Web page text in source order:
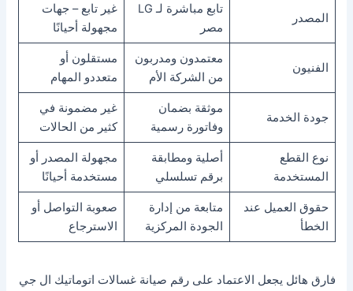
المصدر
تابع مباشرة لـ LG
مصر
غير تابع – جهات
مجهولة أحيانًا
الفنيون
معتمدون ومدربون
من الشركة الأم
مستقلون أو
متعددو المهام
جودة الخدمة
موثقة بضمان
وفاتورة رسمية
غير مضمونة في
كثير من الحالات
نوع القطع
المستخدمة
أصلية ومطابقة
برقم تسلسلي
مجهولة المصدر أو
مستخدمة أحيانًا
حقوق العميل عند
الخطأ
متابعة من إدارة
الجودة المركزية
صعوبة التواصل أو
الاسترجاع
فارق هائل يجعل الاعتماد على رقم صيانة غسالات اتوماتيك ال جي